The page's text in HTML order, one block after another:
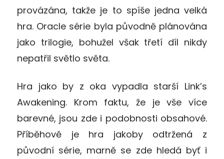
provázána, takže je to spíše jedna velká
hra. Oracle série byla původně plánována
jako trilogie, bohužel však třetí díl nikdy
nepatřil světlo světa.
Hra jako by z oka vypadla starší Link’s
Awakening. Krom faktu, že je vše více
barevné, jsou zde i podobnosti obsahové.
Příběhově je hra jakoby odtržená z
původní série, marně se zde hledá byť i